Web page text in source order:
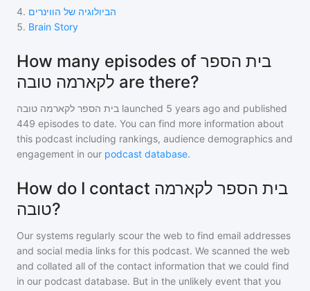
4. הביולוגיה של הווינרים
5. Brain Story
How many episodes of בית הספר
לקארמה טובה are there?
בית הספר לקארמה טובה launched 5 years ago and published
449 episodes to date. You can find more information about
this podcast including rankings, audience demographics and
engagement in our podcast database.
How do I contact בית הספר לקארמה
טובה?
Our systems regularly scour the web to find email addresses
and social media links for this podcast. We scanned the web
and collated all of the contact information that we could find
in our podcast database. But in the unlikely event that you